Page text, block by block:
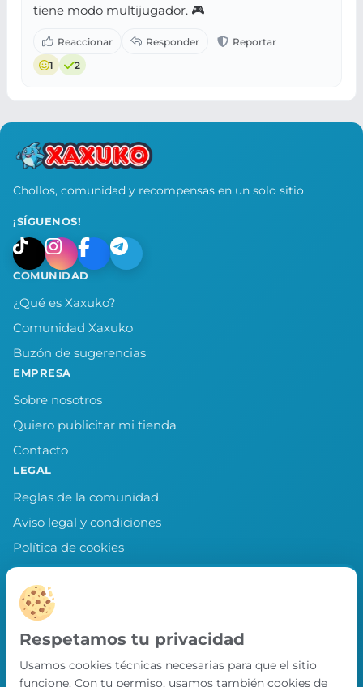
tiene modo multijugador. 🎮
1 2
Chollos, comunidad y recompensas en un solo sitio.
¡SÍGUENOS!
COMUNIDAD
¿Qué es Xaxuko?
Comunidad Xaxuko
Buzón de sugerencias
EMPRESA
Sobre nosotros
Quiero publicitar mi tienda
Contacto
LEGAL
Reglas de la comunidad
Aviso legal y condiciones
Política de cookies
Política de privacidad
Preferencias de cookies
LLEVA XAXUKO CONTIGO
Chollos, misiones y recompensas desde
nuestra APP.
Respetamos tu privacidad
Usamos cookies técnicas necesarias para que el sitio
funcione. Con tu permiso, usamos también cookies de